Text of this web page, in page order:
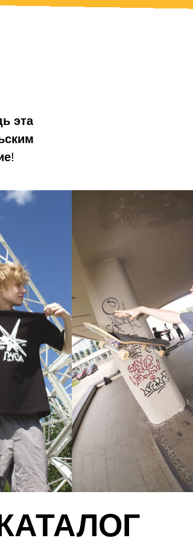
эта
!